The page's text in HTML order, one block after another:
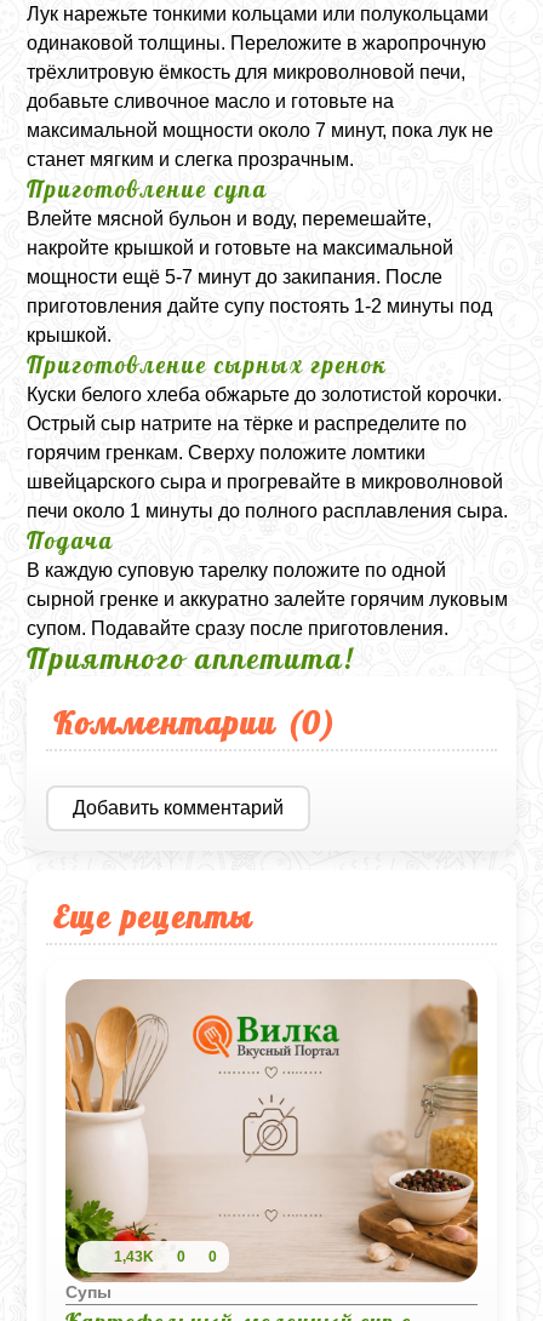
Лук нарежьте тонкими кольцами или полукольцами
одинаковой толщины. Переложите в жаропрочную
трёхлитровую ёмкость для микроволновой печи,
добавьте сливочное масло и готовьте на
максимальной мощности около 7 минут, пока лук не
станет мягким и слегка прозрачным.
Приготовление супа
Влейте мясной бульон и воду, перемешайте,
накройте крышкой и готовьте на максимальной
мощности ещё 5-7 минут до закипания. После
приготовления дайте супу постоять 1-2 минуты под
крышкой.
Приготовление сырных гренок
Куски белого хлеба обжарьте до золотистой корочки.
Острый сыр натрите на тёрке и распределите по
горячим гренкам. Сверху положите ломтики
швейцарского сыра и прогревайте в микроволновой
печи около 1 минуты до полного расплавления сыра.
Подача
В каждую суповую тарелку положите по одной
сырной гренке и аккуратно залейте горячим луковым
супом. Подавайте сразу после приготовления.
Приятного аппетита!
Комментарии (0)
Добавить комментарий
Еще рецепты
1,43K 0 0
Супы